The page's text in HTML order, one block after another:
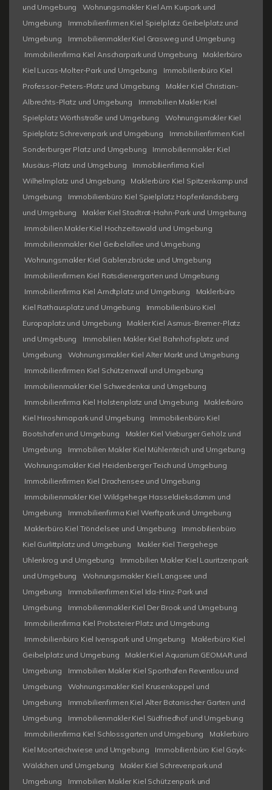
und Umgebung
Wohnungsmakler Kiel Am Kurpark und
Umgebung
Immobilienfirmen Kiel Spielplatz Geibelplatz und
Umgebung
Immobilienmakler Kiel Grasweg und Umgebung
Immobilienfirma Kiel Anscharpark und Umgebung
Maklerbüro
Kiel Lucas-Molter-Park und Umgebung
Immobilienbüro Kiel
Professor-Peters-Platz und Umgebung
Makler Kiel Christian-
Albrechts-Platz und Umgebung
Immobilien Makler Kiel
Spielplatz Wörthstraße und Umgebung
Wohnungsmakler Kiel
Spielplatz Schrevenpark und Umgebung
Immobilienfirmen Kiel
Sonderburger Platz und Umgebung
Immobilienmakler Kiel
Musäus-Platz und Umgebung
Immobilienfirma Kiel
Wilhelmplatz und Umgebung
Maklerbüro Kiel Spitzenkamp und
Umgebung
Immobilienbüro Kiel Spielplatz Hopfenlandsberg
und Umgebung
Makler Kiel Stadtrat-Hahn-Park und Umgebung
Immobilien Makler Kiel Hochzeitswald und Umgebung
Immobilienmakler Kiel Geibelallee und Umgebung
Wohnungsmakler Kiel Gablenzbrücke und Umgebung
Immobilienfirmen Kiel Ratsdienergarten und Umgebung
Immobilienfirma Kiel Arndtplatz und Umgebung
Maklerbüro
Kiel Rathausplatz und Umgebung
Immobilienbüro Kiel
Europaplatz und Umgebung
Makler Kiel Asmus-Bremer-Platz
und Umgebung
Immobilien Makler Kiel Bahnhofsplatz und
Umgebung
Wohnungsmakler Kiel Alter Markt und Umgebung
Immobilienfirmen Kiel Schützenwall und Umgebung
Immobilienmakler Kiel Schwedenkai und Umgebung
Immobilienfirma Kiel Holstenplatz und Umgebung
Maklerbüro
Kiel Hiroshimapark und Umgebung
Immobilienbüro Kiel
Bootshafen und Umgebung
Makler Kiel Vieburger Gehölz und
Umgebung
Immobilien Makler Kiel Mühlenteich und Umgebung
Wohnungsmakler Kiel Heidenberger Teich und Umgebung
Immobilienfirmen Kiel Drachensee und Umgebung
Immobilienmakler Kiel Wildgehege Hasseldieksdamm und
Umgebung
Immobilienfirma Kiel Werftpark und Umgebung
Maklerbüro Kiel Tröndelsee und Umgebung
Immobilienbüro
Kiel Gurlittplatz und Umgebung
Makler Kiel Tiergehege
Uhlenkrog und Umgebung
Immobilien Makler Kiel Lauritzenpark
und Umgebung
Wohnungsmakler Kiel Langsee und
Umgebung
Immobilienfirmen Kiel Ida-Hinz-Park und
Umgebung
Immobilienmakler Kiel Der Brook und Umgebung
Immobilienfirma Kiel Probsteier Platz und Umgebung
Immobilienbüro Kiel Ivenspark und Umgebung
Maklerbüro Kiel
Geibelplatz und Umgebung
Makler Kiel Aquarium GEOMAR und
Umgebung
Immobilien Makler Kiel Sporthafen Reventlou und
Umgebung
Wohnungsmakler Kiel Krusenkoppel und
Umgebung
Immobilienfirmen Kiel Alter Botanischer Garten und
Umgebung
Immobilienmakler Kiel Südfriedhof und Umgebung
Immobilienfirma Kiel Schlossgarten und Umgebung
Maklerbüro
Kiel Moorteichwiese und Umgebung
Immobilienbüro Kiel Gayk-
Wäldchen und Umgebung
Makler Kiel Schrevenpark und
Umgebung
Immobilien Makler Kiel Schützenpark und